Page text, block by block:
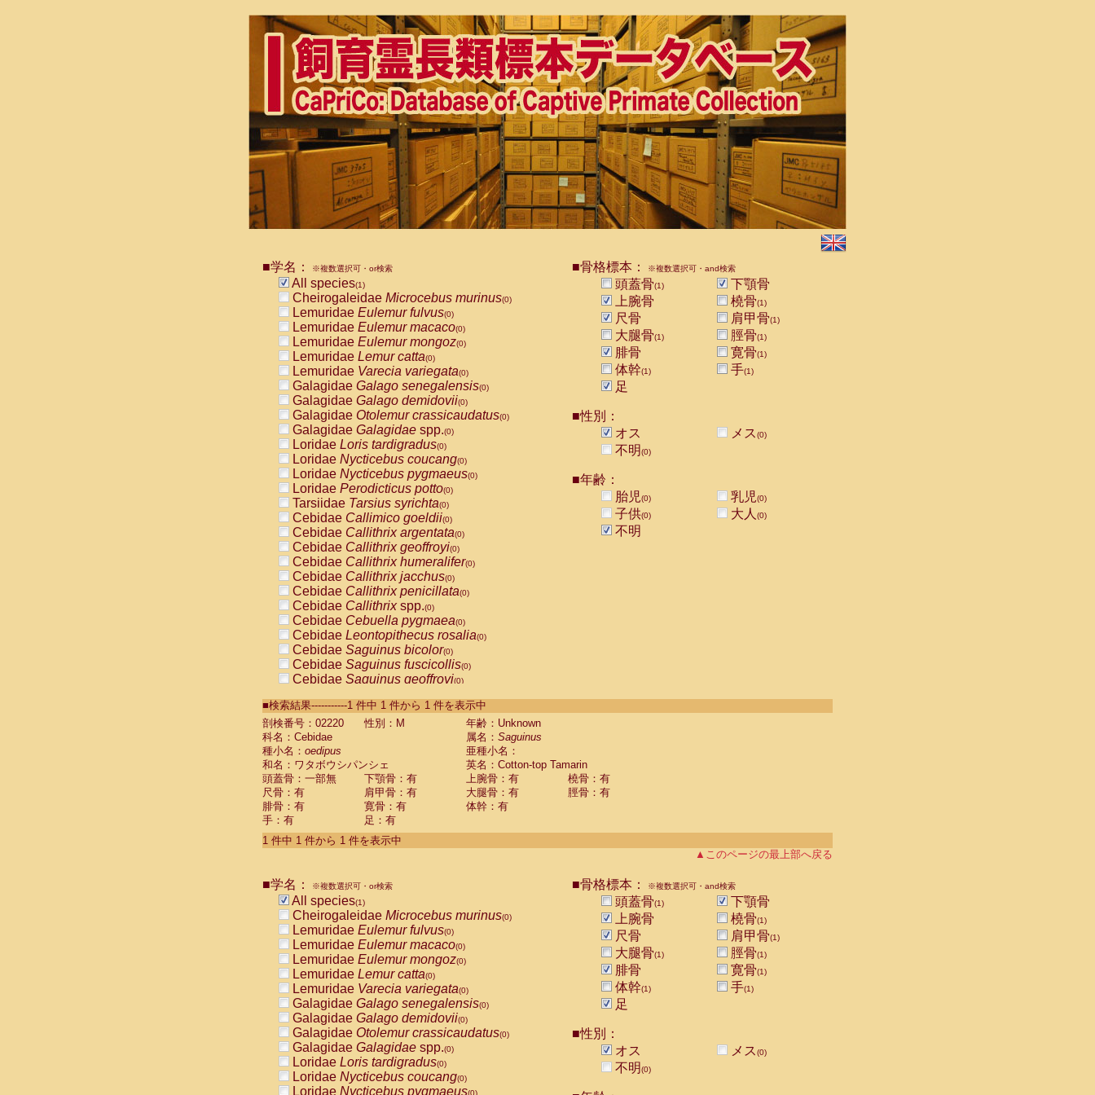
■学名： ※複数選択可・or検索
All species(1)
Cheirogaleidae Microcebus murinus(0)
Lemuridae Eulemur fulvus(0)
Lemuridae Eulemur macaco(0)
Lemuridae Eulemur mongoz(0)
Lemuridae Lemur catta(0)
Lemuridae Varecia variegata(0)
Galagidae Galago senegalensis(0)
Galagidae Galago demidovii(0)
Galagidae Otolemur crassicaudatus(0)
Galagidae Galagidae spp.(0)
Loridae Loris tardigradus(0)
Loridae Nycticebus coucang(0)
Loridae Nycticebus pygmaeus(0)
Loridae Perodicticus potto(0)
Tarsiidae Tarsius syrichta(0)
Cebidae Callimico goeldii(0)
Cebidae Callithrix argentata(0)
Cebidae Callithrix geoffroyi(0)
Cebidae Callithrix humeralifer(0)
Cebidae Callithrix jacchus(0)
Cebidae Callithrix penicillata(0)
Cebidae Callithrixspp.(0)
Cebidae Cebuella pygmaea(0)
Cebidae Leontopithecus rosalia(0)
Cebidae Saguinus bicolor(0)
Cebidae Saguinus fuscicollis(0)
Cebidae Saguinus geoffroyi(0)
CebidaeSaguinus labiatus(0)
Cebidae Saguinus leucopus (0)
Cebidae
Cebidae
CebidaeSaguinus nigricollis (0)
Cebidae Saguinus oedipus
Cebidae Saguinus weddelli
Cebidae Saguinusspp.
Cebidae Aotus trivirgatus
Cebidae Cebus albifrons
CebidaeCebus nigrivittatus
CebidaeCebus
CebidaeSaimiri boliviensis(0)
CebidaeSaimiri sciureus(0)
AtelidaeAlouatta caraya(0)
AtelidaeAlouatta fusca(0)
AtelidaeAlouatta seniculus
AtelidaeAlouattaspp.(0)
AtelidaeAteles belzebuth(0)
AtelidaeAteles geoffroyi(0)
AtelidaeAteles paniscus(0)
AtelidaeAtelesspp.(0)
Atelidae Lagothrix lagothricha
AtelidaeLagothrix lagothricha cana
PitheciidaeCacajao calvus rubicundus
■骨格標本： ※複数選択可・and検索
頭蓋骨(1)
下顎骨
上腕骨
橈骨(1)
尺骨 肩甲骨(1)
大腿骨(1) 脛骨(1)
腓骨 寛骨(1)
体幹(1) 手(1)
足
■性別：
オス
メス(0)
不明(0)
■年齢：
胎児(0) 乳児(0)
子供(0) 大人 (0)
不明
■検索結果-----------1 件中 1 件から 1 件を表示中
剖検番号：02220
性別：M
年齢：Unknown
科名：Cebidae
属名： Saguinus
種小名： oedipus
亜種小名：
和名：ワタボウシパンシェ
英名：Cotton-top Tamarin
頭蓋骨：一部無
下顎骨：有 上腕骨：有
橈骨：有
尺骨：有
肩甲骨：有 大腿骨：有
脛骨：有
腓骨：有
寛骨：有
体幹：有
手：有
足：有
1 件中 1 件から 1 件を表示中
▲このページの最上部へ戻る
■学名： ※複数選択可・or検索
All species(1)
Cheirogaleidae Microcebus murinus(0)
Lemuridae Eulemur fulvus(0)
Lemuridae Eulemur macaco(0)
Lemuridae Eulemur mongoz(0)
Lemuridae Lemur catta(0)
Lemuridae Varecia variegata(0)
Galagidae Galago senegalensis(0)
Galagidae Galago demidovii(0)
Galagidae Otolemur crassicaudatus(0)
Galagidae Galagidae spp.(0)
Loridae Loris tardigradus(0)
Loridae Nycticebus coucang(0)
Loridae Nycticebus pygmaeus(0)
■骨格標本： ※複数選択可・and検索
頭蓋骨(1)
下顎骨
上腕骨
橈骨(1)
尺骨 肩甲骨(1)
大腿骨(1) 脛骨(1)
腓骨 寛骨(1)
体幹(1) 手(1)
足
■性別：
オス
メス(0)
不明(0)